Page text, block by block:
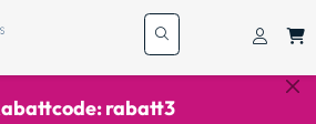
rabatt3